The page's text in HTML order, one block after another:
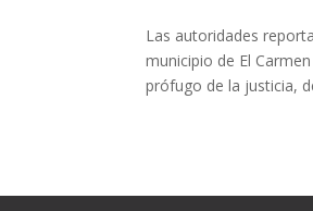
Las autoridades
municipio de El
prófugo de la justicia,